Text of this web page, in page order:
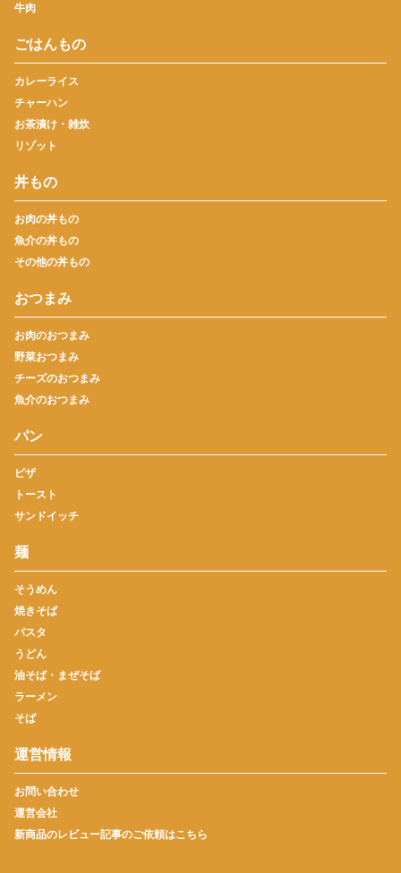
牛肉
ごはんもの
カレーライス
チャーハン
お茶漬け・雑炊
リゾット
丼もの
お肉の丼もの
魚介の丼もの
その他の丼もの
おつまみ
お肉のおつまみ
野菜おつまみ
チーズのおつまみ
魚介のおつまみ
パン
ピザ
トースト
サンドイッチ
麺
そうめん
焼きそば
パスタ
うどん
油そば・まぜそば
ラーメン
そば
運営情報
お問い合わせ
運営会社
新商品のレビュー記事のご依頼はこちら